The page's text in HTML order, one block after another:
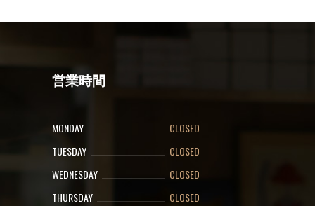
営業時間
MONDAY
CLOSED
TUESDAY
CLOSED
WEDNESDAY
CLOSED
THURSDAY
CLOSED